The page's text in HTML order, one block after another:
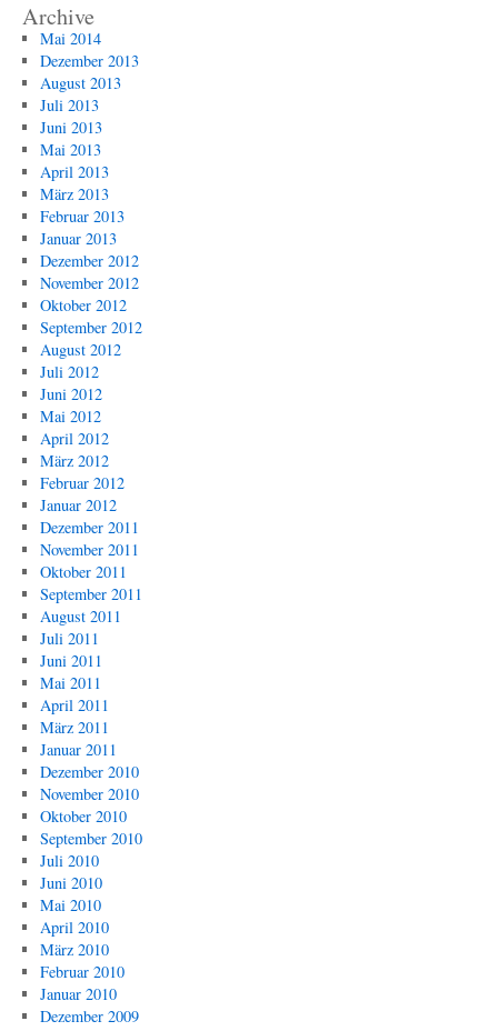
Archive
Mai 2014
Dezember 2013
August 2013
Juli 2013
Juni 2013
Mai 2013
April 2013
März 2013
Februar 2013
Januar 2013
Dezember 2012
November 2012
Oktober 2012
September 2012
August 2012
Juli 2012
Juni 2012
Mai 2012
April 2012
März 2012
Februar 2012
Januar 2012
Dezember 2011
November 2011
Oktober 2011
September 2011
August 2011
Juli 2011
Juni 2011
Mai 2011
April 2011
März 2011
Januar 2011
Dezember 2010
November 2010
Oktober 2010
September 2010
Juli 2010
Juni 2010
Mai 2010
April 2010
März 2010
Februar 2010
Januar 2010
Dezember 2009